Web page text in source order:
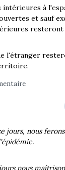
à
et sauf
resteront
l'étranger
jours, nous
nous